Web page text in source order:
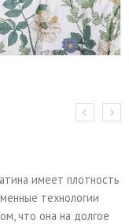
имеет плотность
технологии
что она на долгое